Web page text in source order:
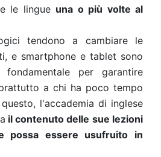
le lingue una o più volte al
tendono a cambiare le
e smartphone e tablet sono
per garantire
a chi ha poco tempo
l'accademia di inglese
il contenuto delle sue lezioni
possa essere usufruito in